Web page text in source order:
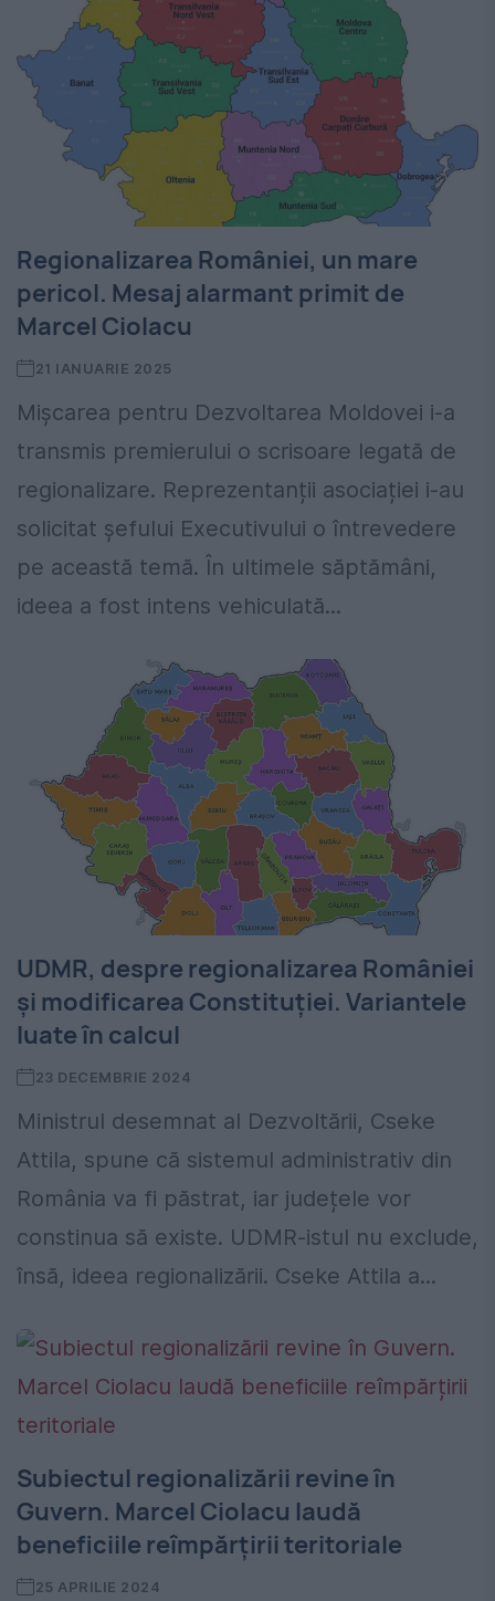
Regionalizarea României, un mare
pericol. Mesaj alarmant primit de
Marcel Ciolacu
21 IANUARIE 2025
Mișcarea pentru Dezvoltarea Moldovei i-a
transmis premierului o scrisoare legată de
regionalizare. Reprezentanții asociației i-au
solicitat șefului Executivului o întrevedere
pe această temă. În ultimele săptămâni,
ideea a fost intens vehiculată...
UDMR, despre regionalizarea României
și modificarea Constituţiei. Variantele
luate în calcul
23 DECEMBRIE 2024
Ministrul desemnat al Dezvoltării, Cseke
Attila, spune că sistemul administrativ din
România va fi păstrat, iar județele vor
constinua să existe. UDMR-istul nu exclude,
însă, ideea regionalizării. Cseke Attila a...
Subiectul regionalizării revine în
Guvern. Marcel Ciolacu laudă
beneficiile reîmpărțirii teritoriale
25 APRILIE 2024